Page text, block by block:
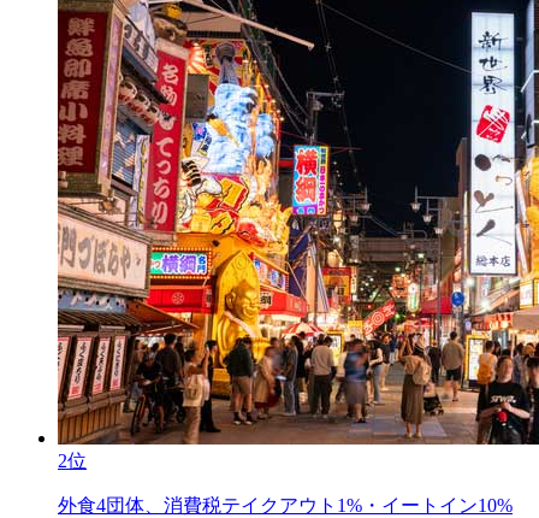
2位
外食4団体、消費税テイクアウト1%・イートイン10%